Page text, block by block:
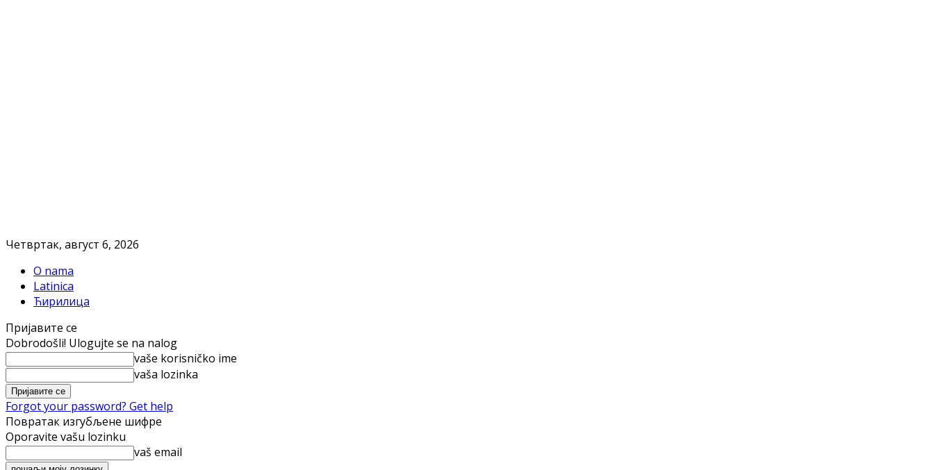
Четвртак, август 6, 2026
O nama
Latinica
Ћирилица
Пријавите се
Dobrodošli! Ulogujte se na nalog
vaše korisničko ime
vaša lozinka
Forgot your password? Get help
Повратак изгубљене шифре
Oporavite vašu lozinku
vaš email